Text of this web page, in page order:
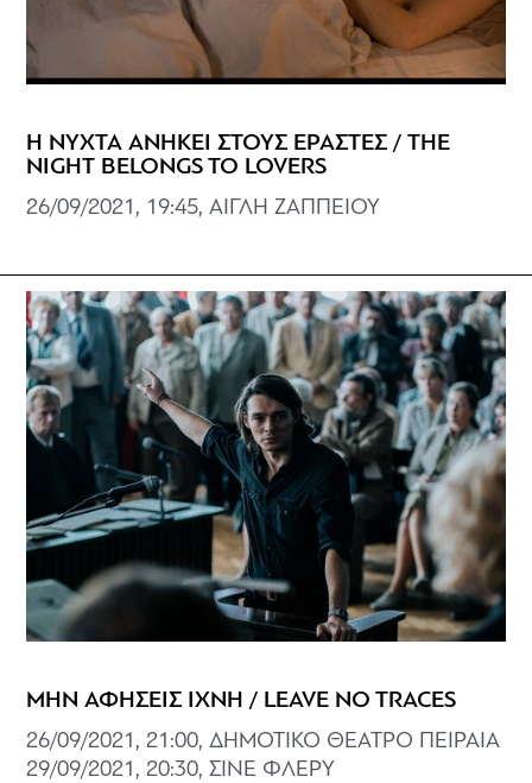
Η ΝΥΧΤΑ ΑΝΗΚΕΙ ΣΤΟΥΣ ΕΡΑΣΤΕΣ / THE
NIGHT BELONGS TO LOVERS
26/09/2021, 19:45, ΑΙΓΛΗ ΖΑΠΠΕΙΟΥ
ΜΗΝ ΑΦΗΣΕΙΣ ΙΧΝΗ / LEAVE NO TRACES
26/09/2021, 21:00, ΔΗΜΟΤΙΚΟ ΘΕΑΤΡΟ ΠΕΙΡΑΙΑ
29/09/2021, 20:30, ΣΙΝΕ ΦΛΕΡΥ